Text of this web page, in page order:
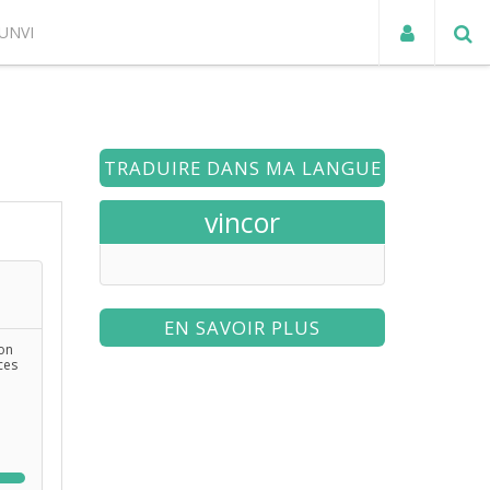
TRADUIRE DANS MA LANGUE
vincor
EN SAVOIR PLUS